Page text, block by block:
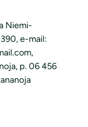
Niemi-
e-mail:
p. 06 456